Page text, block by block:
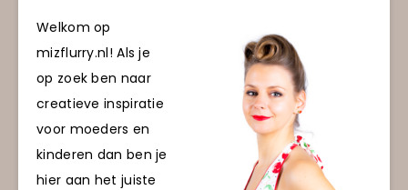
Welkom op
mizflurry.nl! Als je
op zoek ben naar
creatieve inspiratie
voor moeders en
kinderen dan ben je
hier aan het juiste